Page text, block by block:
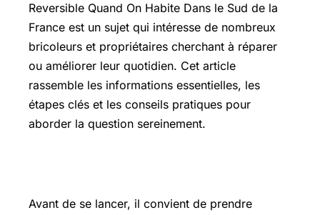
Reversible Quand On Habite Dans le Sud de la
France est un sujet qui intéresse de nombreux
bricoleurs et propriétaires cherchant à réparer
ou améliorer leur quotidien. Cet article
rassemble les informations essentielles, les
étapes clés et les conseils pratiques pour
aborder la question sereinement.
Avant de se lancer, il convient de prendre